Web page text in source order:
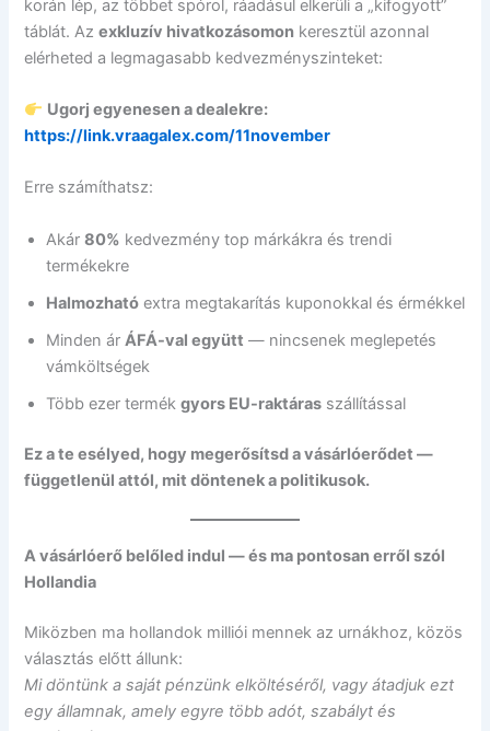
korán lép, az többet spórol, ráadásul elkerüli a „kifogyott”
táblát. Azexkluzív hivatkozásomon keresztül azonnal
elérheted a legmagasabb kedvezményszinteket:
Ugorj egyenesen a dealekre:
https://link.vraagalex.com/11november
Erre számíthatsz:
Akár80% kedvezmény top márkákra és trendi
termékekre
Halmozható extra megtakarítás kuponokkal és érmékkel
Minden árÁFÁ-val együtt — nincsenek meglepetés
vámköltségek
Több ezer termékgyors EU-raktáras szállítással
Ez a te esélyed, hogy megerősítsd a vásárlóerődet —
függetlenül attól, mit döntenek a politikusok.
A vásárlóerő belőled indul — és ma pontosan erről szól
Hollandia
Miközben ma hollandok milliói mennek az urnákhoz, közös
választás előtt állunk:
Mi döntünk a saját pénzünk elköltéséről, vagy átadjuk ezt
egy államnak, amely egyre több adót, szabályt és